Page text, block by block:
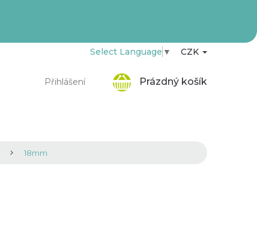
Přihlášení
Select Language ▼ CZK
Prázdný košík
18mm